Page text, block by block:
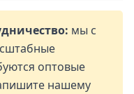
мы с
оптовые
нашему